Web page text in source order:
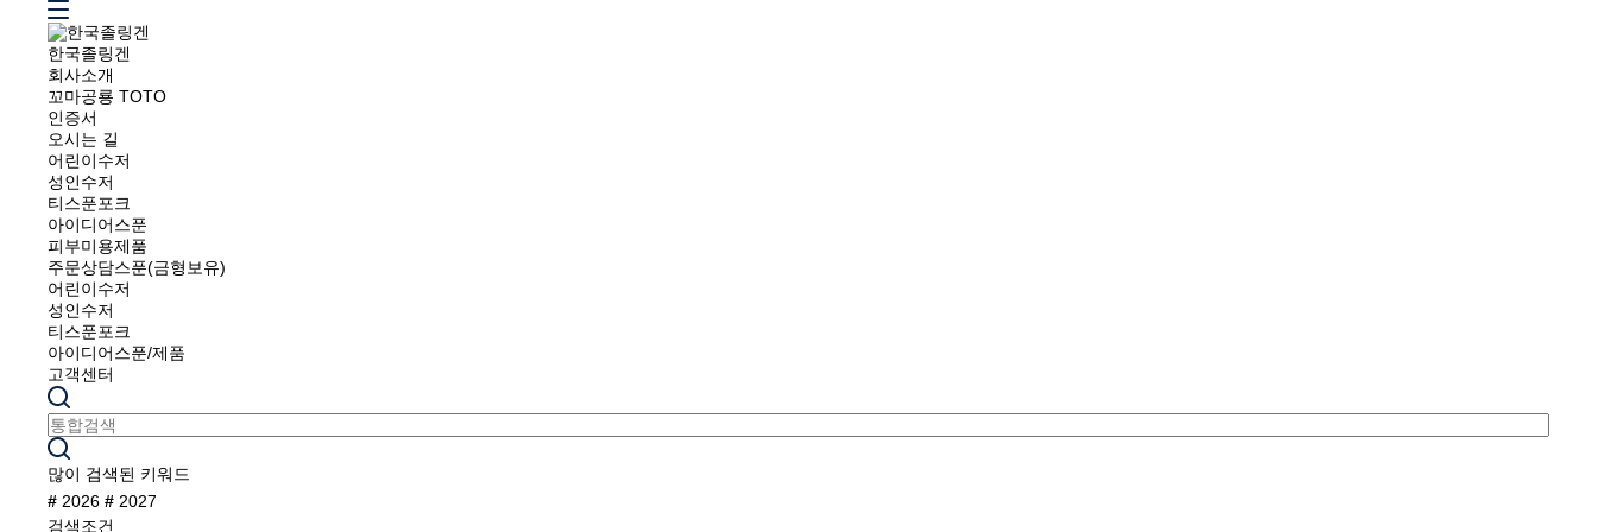
한국졸링겐
회사소개
꼬마공룡 TOTO
인증서
오시는 길
어린이수저
성인수저
티스푼포크
아이디어스푼
피부미용제품
주문상담스푼(금형보유)
어린이수저
성인수저
티스푼포크
아이디어스푼/제품
고객센터
많이 검색된 키워드
# 2026 # 2027
검색조건